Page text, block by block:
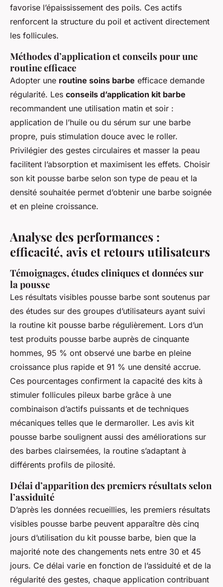
favorise l’épaississement des poils. Ces actifs
renforcent la structure du poil et activent directement
les follicules.
Méthodes d’application et conseils pour une
routine efficace
Adopter une routine soins barbe efficace demande
régularité. Les conseils d’application kit barbe
recommandent une utilisation matin et soir :
application de l’huile ou du sérum sur une barbe
propre, puis stimulation douce avec le roller.
Privilégier des gestes circulaires et masser la peau
facilitent l’absorption et maximisent les effets. Choisir
son kit pousse barbe selon son type de peau et la
densité souhaitée permet d’obtenir une barbe soignée
et en pleine croissance.
Analyse des performances :
efficacité, avis et retours utilisateurs
Témoignages, études cliniques et données sur
la pousse
Les résultats visibles pousse barbe sont soutenus par
des études sur des groupes d’utilisateurs ayant suivi
la routine kit pousse barbe régulièrement. Lors d’un
test produits pousse barbe auprès de cinquante
hommes, 95 % ont observé une barbe en pleine
croissance plus rapide et 91 % une densité accrue.
Ces pourcentages confirment la capacité des kits à
stimuler follicules pileux barbe grâce à une
combinaison d’actifs puissants et de techniques
mécaniques telles que le dermaroller. Les avis kit
pousse barbe soulignent aussi des améliorations sur
des barbes clairsemées, la routine s’adaptant à
différents profils de pilosité.
Délai d’apparition des premiers résultats selon
l’assiduité
D’après les données recueillies, les premiers résultats
visibles pousse barbe peuvent apparaître dès cinq
jours d’utilisation du kit pousse barbe, bien que la
majorité note des changements nets entre 30 et 45
jours. Ce délai varie en fonction de l’assiduité et de la
régularité des gestes, chaque application contribuant